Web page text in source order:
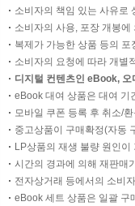
소비자의 책임 있는 사유로
소비자의 사용, 포장 개봉
복제가 가능한 상품 등의
소비자의 요청에 따라 개별
디지털 컨텐츠인 eBook,
eBook 대여 상품은 대여 기
모바일 쿠폰 등록 후 취소/
중고상품이 구매확정(자동
LP상품의 재생 불량 원인
시간의 경과에 의해 재판매
전자상거래 등에서의 소비
eBook 세트 상품은 일괄 구